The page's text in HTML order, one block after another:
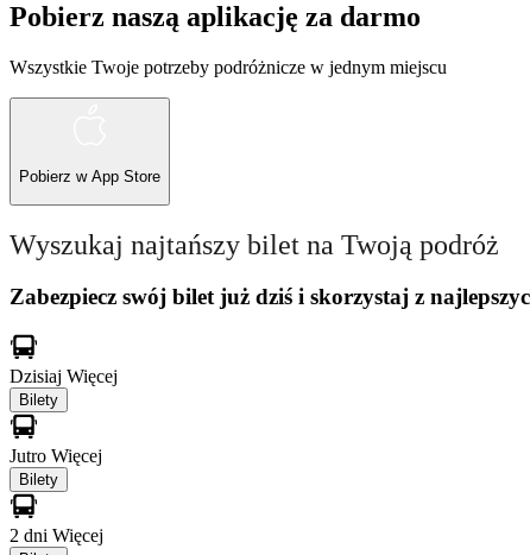
Pobierz naszą aplikację za darmo
Wszystkie Twoje potrzeby podróżnicze w jednym miejscu
Pobierz w App Store
Wyszukaj najtańszy bilet na Twoją podróż
Zabezpiecz swój bilet już dziś i skorzystaj z
Dzisiaj Więcej
Bilety
Jutro Więcej
Bilety
2 dni Więcej